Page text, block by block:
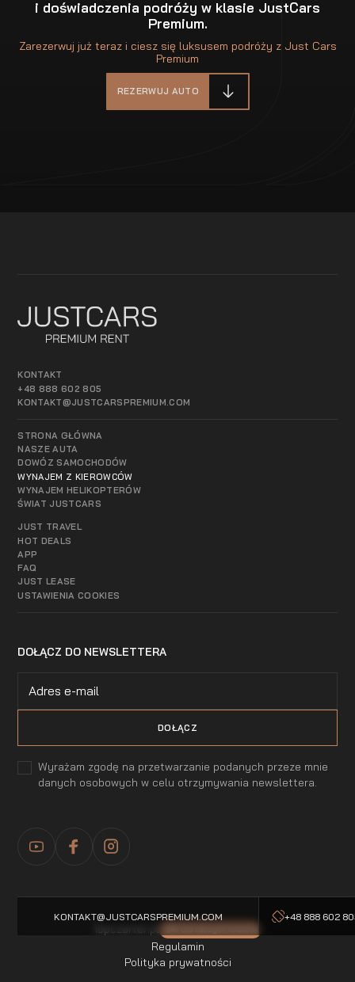
i doświadczenia podróży w klasie JustCars
Premium.
Zarezerwuj już teraz i ciesz się luksusem podróży z Just Cars
Premium
REZERWUJ AUTO
KONTAKT
+48 888 602 805
KONTAKT@JUSTCARSPREMIUM.COM
STRONA GŁÓWNA
NASZE AUTA
DOWÓZ SAMOCHODÓW
WYNAJEM Z KIEROWCÓW
WYNAJEM HELIKOPTERÓW
ŚWIAT JUSTCARS
JUST TRAVEL
HOT DEALS
APP
FAQ
JUST LEASE
USTAWIENIA COOKIES
DOŁĄCZ DO NEWSLETTERA
Wyrażam zgodę na przetwarzanie podanych przeze mnie
danych osobowych w celu otrzymywania newslettera.
KONTAKT@JUSTCARSPREMIUM.COM +48 888 602
Polityka prywatności
Regulamin
Topczarter.pl